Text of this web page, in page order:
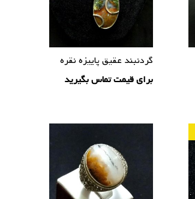
گردنبند عقیق پاییزه نقره
برای قیمت تماس بگیرید